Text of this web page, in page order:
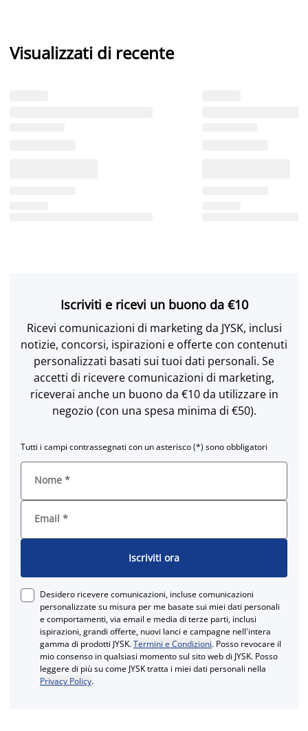
Visualizzati di recente
Iscriviti e ricevi un buono da €10
Ricevi comunicazioni di marketing da JYSK, inclusi
notizie, concorsi, ispirazioni e offerte con contenuti
personalizzati basati sui tuoi dati personali. Se
accetti di ricevere comunicazioni di marketing,
riceverai anche un buono da €10 da utilizzare in
negozio (con una spesa minima di €50).
Tutti i campi contrassegnati con un asterisco (*) sono obbligatori
Nome *
Email *
Iscriviti ora
Desidero ricevere comunicazioni, incluse comunicazioni
personalizzate su misura per me basate sui miei dati personali
e comportamenti, via email e media di terze parti, inclusi
ispirazioni, grandi offerte, nuovi lanci e campagne nell'intera
gamma di prodotti JYSK.Termini e Condizioni. Posso revocare il
mio consenso in qualsiasi momento sul sito web di JYSK. Posso
leggere di più su come JYSK tratta i miei dati personali nella
Privacy Policy.